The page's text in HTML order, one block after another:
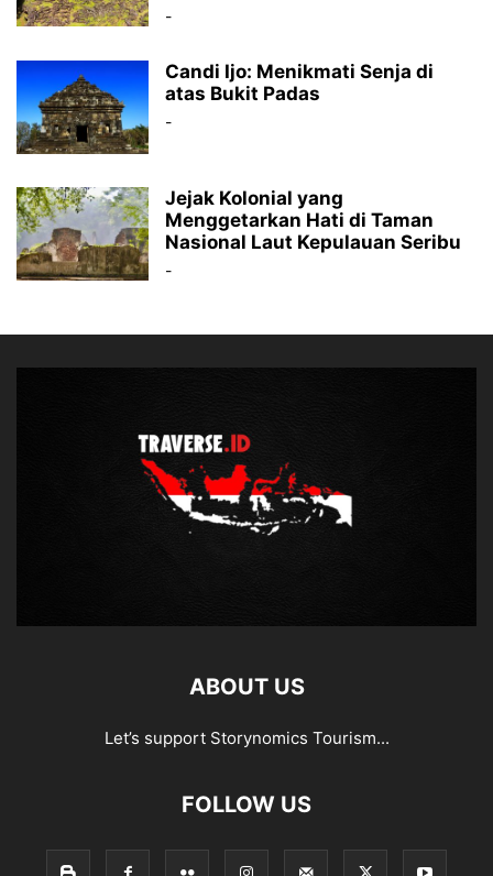
-
Candi Ijo: Menikmati Senja di
atas Bukit Padas
-
Jejak Kolonial yang
Menggetarkan Hati di Taman
Nasional Laut Kepulauan Seribu
-
ABOUT US
Let’s support Storynomics Tourism...
FOLLOW US